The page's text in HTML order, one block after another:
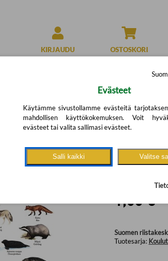
KIRJAUDU OSTOSKORI
1,50 €
Suomen
Tuotesarja:
Evästeet
Käytämme sivustollamme evästeitä
mahdollisen käyttökokemuksen. Voit
evästeet tai valita sallimasi evästeet.
Salli kaikki Valitse